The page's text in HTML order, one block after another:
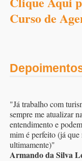
Curso de
"Já trabalho com
sempre me atualizar
entendimento e
mim é perfeito (já
ultimamente)"
Armando da Silva